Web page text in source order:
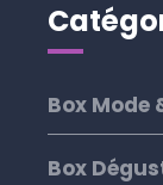
Box Mode
Box